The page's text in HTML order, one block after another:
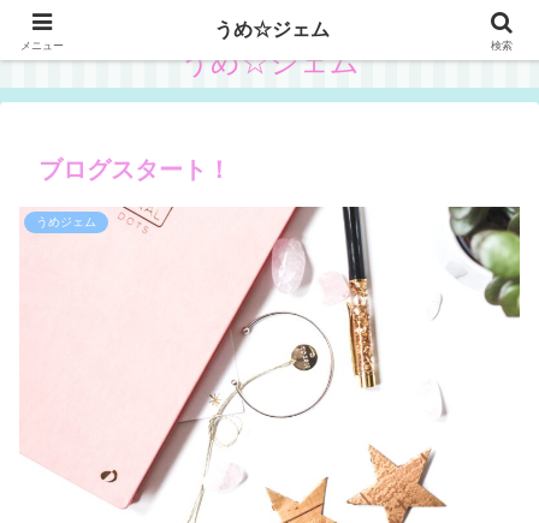
うめ☆ジェム
ブログスタート！
うめジェム
メニュー
うめ☆ジェム
検索